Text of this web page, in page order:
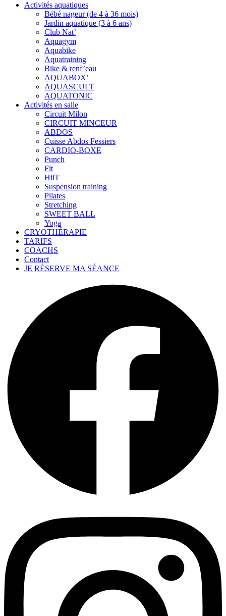
Activités aquatiques
Bébé nageur (de 4 à 36 mois)
Jardin aquatique (3 à 6 ans)
Club Nat’
Aquagym
Aquabike
Aquatraining
Bike & renf’eau
AQUABOX’
AQUASCULT
AQUATONIC
Activités en salle
Circuit Milon
CIRCUIT MINCEUR
ABDOS
Cuisse Abdos Fessiers
CARDIO-BOXE
Punch
Fit
HiiT
Suspension training
Pilates
Stretching
SWEET BALL
Yoga
CRYOTHÉRAPIE
TARIFS
COACHS
Contact
JE RÉSERVE MA SÉANCE